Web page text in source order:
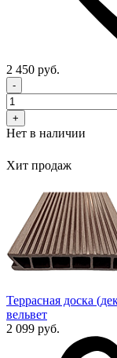
2 450 руб.
-
+
Нет в наличии
Хит продаж
Террасная доска
вельвет
2 099 руб.